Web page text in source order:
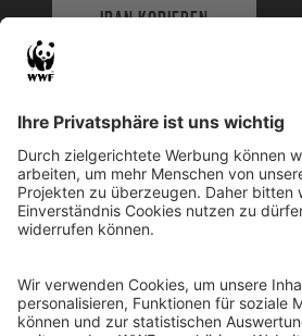
IBAN KOPIEREN
WWF Deutschland
Reinhardtstr. 18
10117 Berlin
Ihre Spende kann steuerlich geltend